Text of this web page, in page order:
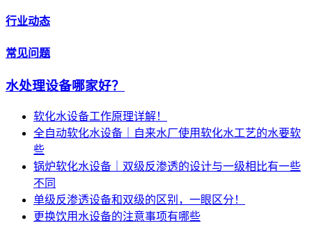
行业动态
常见问题
水处理设备哪家好？
软化水设备工作原理详解！
全自动软化水设备｜自来水厂使用软化水工艺的水要软
些
锅炉软化水设备｜双级反渗透的设计与一级相比有一些
不同
单级反渗透设备和双级的区别，一眼区分！
更换饮用水设备的注意事项有哪些